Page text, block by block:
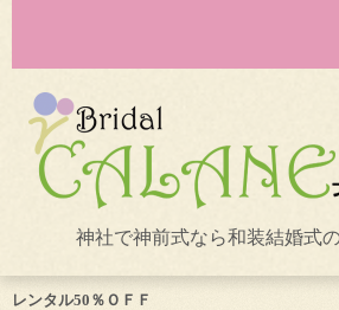
神社で神前式なら和装結婚式
レンタル50％ＯＦＦ